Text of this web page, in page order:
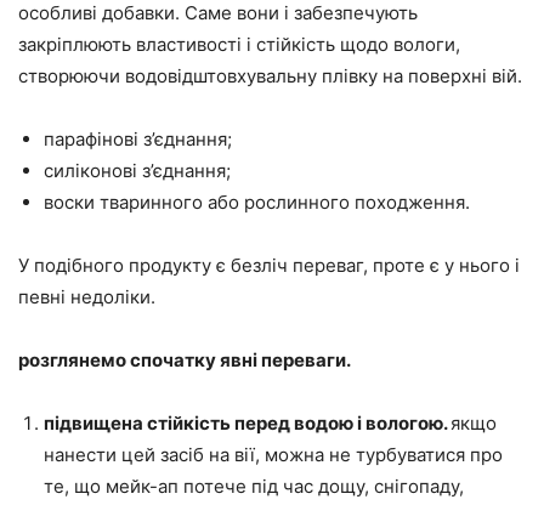
особливі добавки. Саме вони і забезпечують
закріплюють властивості і стійкість щодо вологи,
створюючи водовідштовхувальну плівку на поверхні вій.
парафінові з’єднання;
силіконові з’єднання;
воски тваринного або рослинного походження.
У подібного продукту є безліч переваг, проте є у нього і
певні недоліки.
розглянемо спочатку явні переваги.
підвищена стійкість перед водою і вологою.якщо
нанести цей засіб на вії, можна не турбуватися про
те, що мейк-ап потече під час дощу, снігопаду,